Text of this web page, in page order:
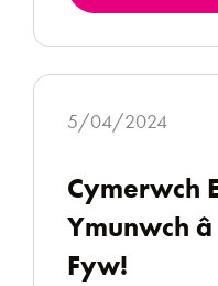
5/04/2024
Cymerwch
Ymunwch
Fyw!